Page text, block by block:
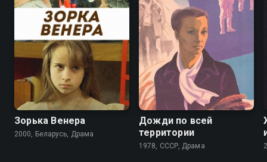
Зорька Венера
2000, Беларусь, Драма
Дожди по всей
территории
1978, СССР, Драма